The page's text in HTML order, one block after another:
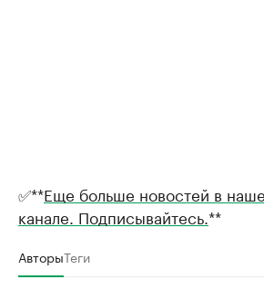
✅**Еще больше новостей в
канале. Подписывайтесь. **
АвторыТеги